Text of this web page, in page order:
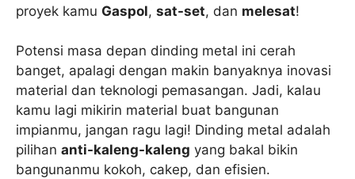
proyek kamu Gaspol, sat-set, dan melesat!
Potensi masa depan dinding metal ini cerah
banget, apalagi dengan makin banyaknya inovasi
material dan teknologi pemasangan. Jadi, kalau
kamu lagi mikirin material buat bangunan
impianmu, jangan ragu lagi! Dinding metal adalah
pilihan anti-kaleng-kaleng yang bakal bikin
bangunanmu kokoh, cakep, dan efisien.